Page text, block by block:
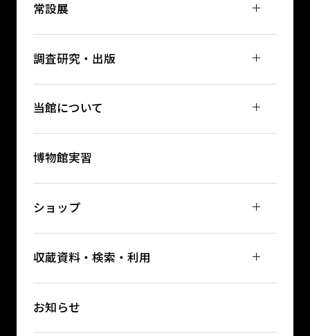
常設展
調査研究・出版
当館について
博物館実習
ショップ
収蔵資料・検索・利用
お知らせ